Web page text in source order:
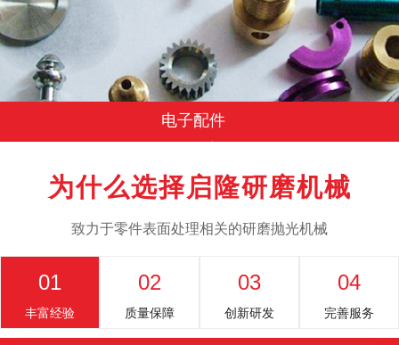
电子配件
为什么选择启隆研磨机械
致力于零件表面处理相关的研磨抛光机械
01
丰富经验
02
质量保障
03
创新研发
04
完善服务